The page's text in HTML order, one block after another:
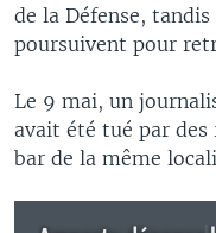
de la Défense,
poursuivent pour
Le 9 mai, un
avait été tué par des
bar de la même